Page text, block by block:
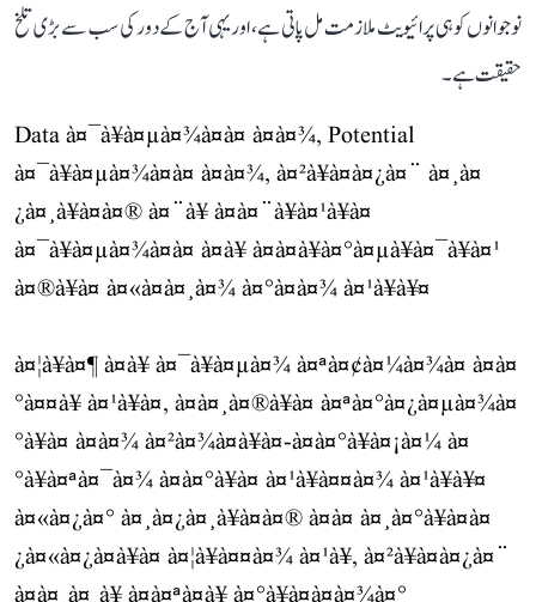
نوجوانوں کو ہی پرائیویٹ ملازمت مل پاتی ہے، اور یہی آج کے دور کی سب سے بڑی تلخ
حقیقت ہے۔
Data à¤¯à¥à¤µà¤¾à¤à¤ à¤à¤¾, Potential
à¤¯à¥à¤µà¤¾à¤à¤ à¤à¤¾, à¤²à¥à¤à¤¿à¤¨ à¤¸à¤
¿à¤¸à¥à¤à¤® à¤¨à¥ à¤à¤¨à¥à¤¹à¥à¤
à¤¯à¥à¤µà¤¾à¤à¤ à¤à¥ à¤à¤à¥à¤°à¤µà¥à¤¯à¥à¤¹
à¤®à¥à¤ à¤«à¤à¤¸à¤¾ à¤°à¤à¤¾ à¤¹à¥à¥¤
à¤¦à¥à¤¶ à¤à¥ à¤¯à¥à¤µà¤¾ à¤ªà¤¢à¤¼à¤¾à¤ à¤à¤
°à¤¤à¥ à¤¹à¥à¤, à¤à¤¸à¤®à¥à¤ à¤ªà¤°à¤¿à¤µà¤¾à¤
°à¥à¤ à¤à¤¾ à¤²à¤¾à¤à¥à¤-à¤à¤°à¥à¤¡à¤¼ à¤
°à¥à¤ªà¤¯à¤¾ à¤à¤°à¥à¤ à¤¹à¥à¤¤à¤¾ à¤¹à¥à¥¤
à¤«à¤¿à¤° à¤¸à¤¿à¤¸à¥à¤à¤® à¤à¤ à¤¸à¤°à¥à¤à¤
¿à¤«à¤¿à¤à¥à¤ à¤¦à¥à¤¤à¤¾ à¤¹à¥, à¤²à¥à¤à¤¿à¤¨